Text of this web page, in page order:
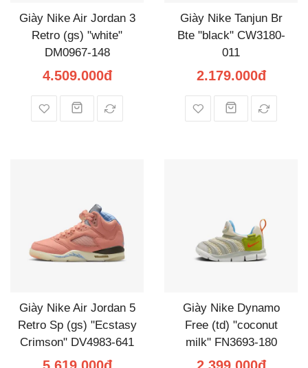
Giày Nike Air Jordan 3
Retro (gs) "white"
DM0967-148
4.509.000đ
Giày Nike Tanjun Br
Bte "black" CW3180-
011
2.179.000đ
Giày Nike Air Jordan 5
Retro Sp (gs) "Ecstasy
Crimson" DV4983-641
5.619.000đ
Giày Nike Dynamo
Free (td) "coconut
milk" FN3693-180
2.399.000đ